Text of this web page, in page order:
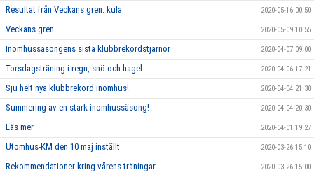
Resultat från Veckans gren: kula 2020-05-16 00:50
Veckans gren 2020-05-09 10:55
Inomhussäsongens sista klubbrekordstjärnor 2020-04-07 09:00
Torsdagsträning i regn, snö och hagel 2020-04-06 17:21
Sju helt nya klubbrekord inomhus! 2020-04-04 21:30
Summering av en stark inomhussäsong! 2020-04-04 20:30
Läs mer 2020-04-01 19:27
Utomhus-KM den 10 maj inställt 2020-03-26 15:10
Rekommendationer kring vårens träningar 2020-03-26 15:00